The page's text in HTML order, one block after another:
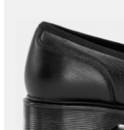
Москва